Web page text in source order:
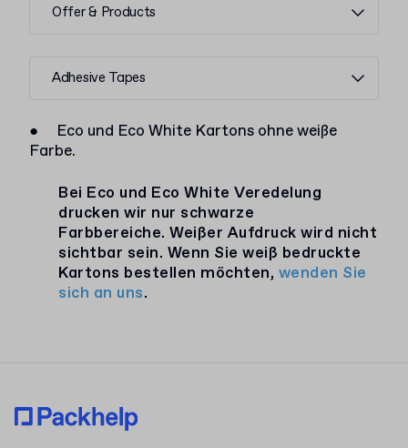
Offer & Products
Adhesive Tapes
●
Eco und Eco White Kartons ohne weiße
Farbe.
Bei Eco und Eco White Veredelung
drucken wir nur schwarze
Farbbereiche. Weißer Aufdruck wird nicht
sichtbar sein. Wenn Sie weiß bedruckte
Kartons bestellen möchten, wenden Sie
sich an uns.